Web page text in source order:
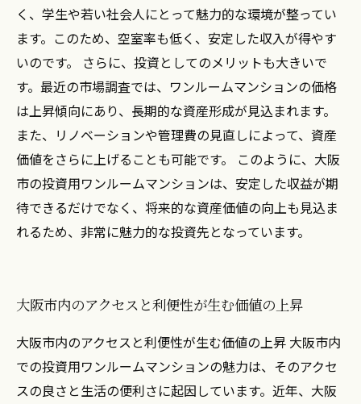
く、学生や若い社会人にとって魅力的な環境が整ってい
ます。このため、空室率も低く、安定した収入が得やす
いのです。 さらに、投資としてのメリットも大きいで
す。最近の市場調査では、ワンルームマンションの価格
は上昇傾向にあり、長期的な資産形成が見込まれます。
また、リノベーションや管理費の見直しによって、資産
価値をさらに上げることも可能です。 このように、大阪
市の投資用ワンルームマンションは、安定した収益が期
待できるだけでなく、将来的な資産価値の向上も見込ま
れるため、非常に魅力的な投資先となっています。
大阪市内のアクセスと利便性が生む価値の上昇
大阪市内のアクセスと利便性が生む価値の上昇 大阪市内
での投資用ワンルームマンションの魅力は、そのアクセ
スの良さと生活の便利さに起因しています。近年、大阪